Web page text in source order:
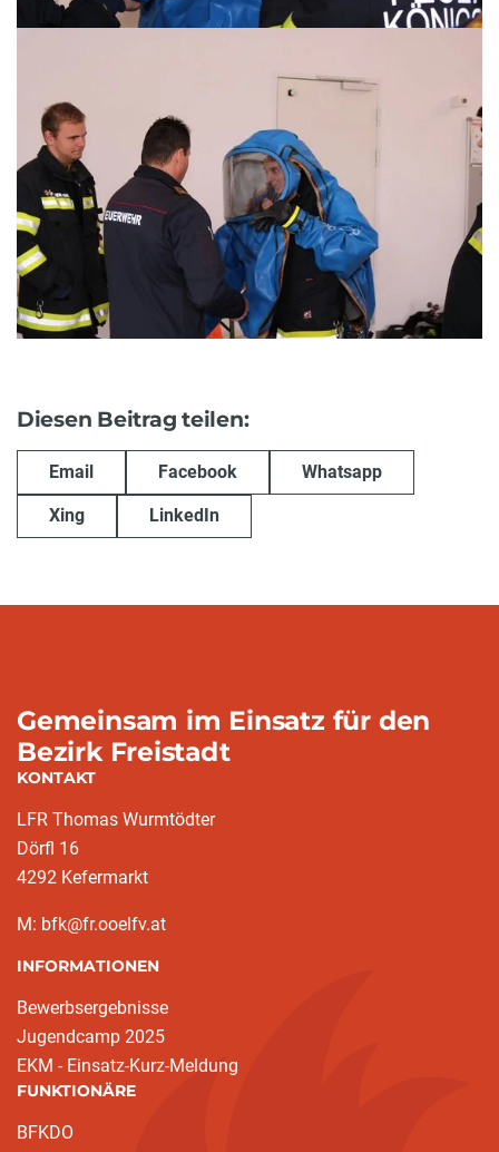
Diesen Beitrag teilen:
Email Facebook Whatsapp
Xing LinkedIn
Gemeinsam im Einsatz für den
Bezirk Freistadt
KONTAKT
LFR Thomas Wurmtödter
Dörfl 16
4292 Kefermarkt
M: bfk@fr.ooelfv.at
INFORMATIONEN
Bewerbsergebnisse
Jugendcamp 2025
EKM - Einsatz-Kurz-Meldung
FUNKTIONÄRE
BFKDO